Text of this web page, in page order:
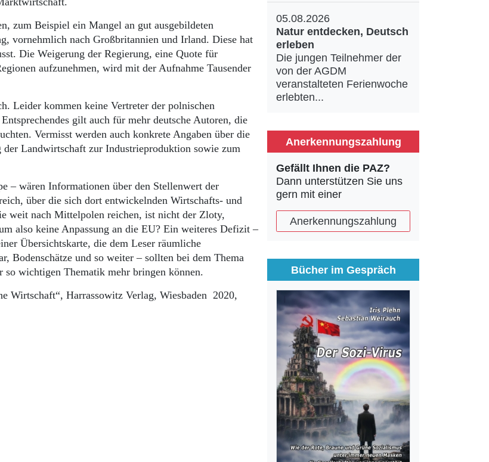
zum Beispiel ein Mangel an gut ausgebildeten
vornehmlich nach Großbritannien und Irland. Diese hat
Die Weigerung der Regierung, eine Quote für
aufzunehmen, wird mit der Aufnahme Tausender
Leider kommen keine Vertreter der polnischen
gilt auch für mehr deutsche Autoren, die
Vermisst werden auch konkrete Angaben über die
Landwirtschaft zur Industrieproduktion sowie zum
– wären Informationen über den Stellenwert der
über die sich dort entwickelnden Wirtschafts- und
weit nach Mittelpolen reichen, ist nicht der Zloty,
also keine Anpassung an die EU? Ein weiteres Defizit –
Übersichtskarte, die dem Leser räumliche
Bodenschätze und so weiter – sollten bei dem Thema
so wichtigen Thematik mehr bringen können.
Wirtschaft“, Harrassowitz Verlag, Wiesbaden 2020,
05.08.2026
Natur entdecken, Deutsch
erleben
Die jungen Teilnehmer der
von der AGDM
veranstalteten Ferienwoche
erlebten...
Anerkennungszahlung
Gefällt Ihnen die PAZ?
Dann unterstützen Sie uns
gern mit einer
Anerkennungszahlung
Bücher im Gespräch